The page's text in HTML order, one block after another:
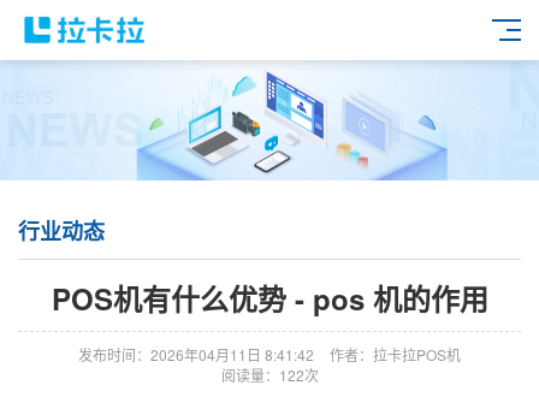
行业动态
POS机有什么优势 - pos 机的作用
发布时间：2026年04月11日 8:41:42
作者：拉卡拉POS机
阅读量：122次